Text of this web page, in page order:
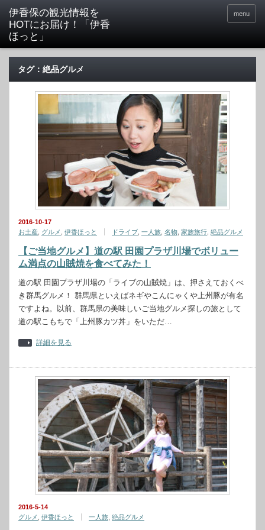
menu
タグ：絶品グルメ
2016-10-17
お土産 グルメ 伊香ほっと ドライブ 一人旅 名物 家族旅行 絶品グルメ
【ご当地グルメ】道の駅 田園プラザ川場でボリュー
ム満点の山賊焼を食べてみた！
道の駅 田園プラザ川場の「ライブの山賊焼」は、押さえておくべ
き群馬グルメ！ 群馬県といえばネギやこんにゃくや上州豚が有名
ですよね。以前、群馬県の美味しいご当地グルメ探しの旅として
道の駅こもちで「上州豚カツ丼」をいただ…
詳細を見る
2016-5-14
グルメ
伊香ほっと 一人旅 絶品グルメ